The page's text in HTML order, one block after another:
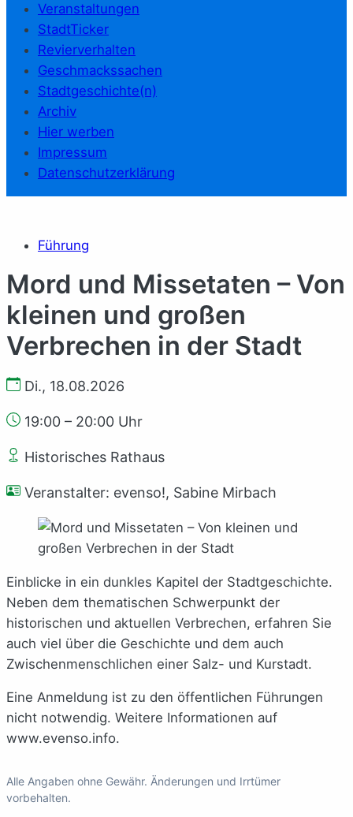
Veranstaltungen
StadtTicker
Revierverhalten
Geschmackssachen
Stadtgeschichte(n)
Archiv
Hier werben
Impressum
Datenschutzerklärung
Führung
Mord und Missetaten – Von
kleinen und großen
Verbrechen in der Stadt
Di., 18.08.2026
19:00 – 20:00 Uhr
Historisches Rathaus
Veranstalter: evenso!, Sabine Mirbach
Einblicke in ein dunkles Kapitel der Stadtgeschichte.
Neben dem thematischen Schwerpunkt der
historischen und aktuellen Verbrechen, erfahren Sie
auch viel über die Geschichte und dem auch
Zwischenmenschlichen einer Salz- und Kurstadt.
Eine Anmeldung ist zu den öffentlichen Führungen
nicht notwendig. Weitere Informationen auf
www.evenso.info.
Alle Angaben ohne Gewähr. Änderungen und Irrtümer
vorbehalten.